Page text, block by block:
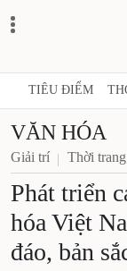
TIÊU ĐIỂM
VĂN HÓA
Giải trí Thời
Phát triển
hóa Việt
đáo, bản